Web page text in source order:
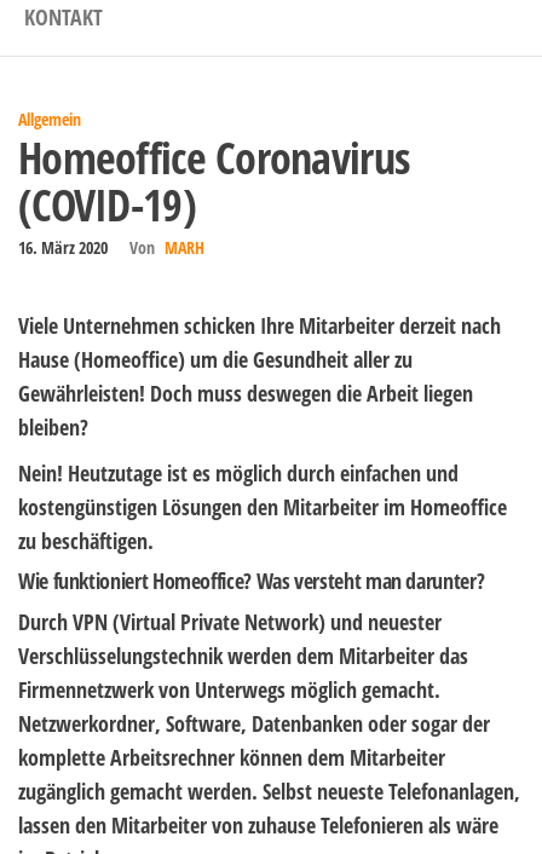
KONTAKT
Allgemein
Homeoffice Coronavirus
(COVID-19)
16. März 2020 Von MARH
Viele Unternehmen schicken Ihre Mitarbeiter derzeit nach
Hause (Homeoffice) um die Gesundheit aller zu
Gewährleisten! Doch muss deswegen die Arbeit liegen
bleiben?
Nein! Heutzutage ist es möglich durch einfachen und
kostengünstigen Lösungen den Mitarbeiter im Homeoffice
zu beschäftigen.
Wie funktioniert Homeoffice?Was versteht man darunter?
Durch VPN (Virtual Private Network) und neuester
Verschlüsselungstechnik werden dem Mitarbeiter das
Firmennetzwerk von Unterwegs möglich gemacht.
Netzwerkordner, Software, Datenbanken oder sogar der
komplette Arbeitsrechner können dem Mitarbeiter
zugänglich gemacht werden. Selbst neueste Telefonanlagen,
lassen den Mitarbeiter von zuhause Telefonieren als wäre